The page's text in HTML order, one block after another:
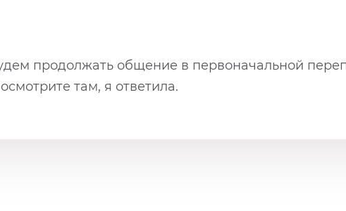
продолжать общение в первоначальной
там, я ответила.